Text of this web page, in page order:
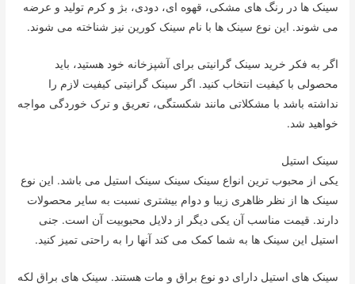
سینک ها در رنگ های مشکی، قهوه ای، دودی، بژ و کرم تولید و عرضه
می شوند. این نوع سینک ها با نام سینک کورین نیز شناخته می شوند.
اگر به فکر خرید سینک گرانیتی برای آشپزخانه خود هستید، باید
محصولی با کیفیت انتخاب کنید. اگر سینک گرانیتی کیفیت لازم را
نداشته باشد با مشکلاتی مانند شکستگی، تعریق و ترک خوردگی مواجه
خواهید شد.
سینک استیل
یکی از محبوب ترین انواع سینک سینک سینک استیل می باشد. این نوع
سینک ها از نظر ظاهری زیبا و دوام بیشتری نسبت به سایر محصولات
دارند. قیمت مناسب آن یکی دیگر از دلایل محبوبیت آن است. جنی
استیل این سینک ها به شما کمک می کند آنها را به راحتی تمیز کنید.
سینک های استیل دارای دو نوع براق و مات هستند. سینک های براق لکه